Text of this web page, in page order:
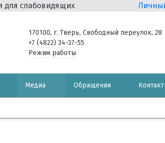
для слабовидящих
170100, г. Тверь, Свободный переулок, 28
+7 (4822) 34-37-55
Режим работы
Медиа Обращения